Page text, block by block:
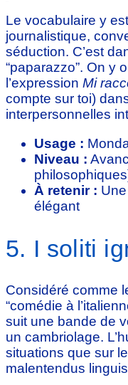
Le vocabulaire y
journalistique,
séduction. C’est
“paparazzo”. On y
l’expression Mi
compte sur toi)
interpersonnelles
Usage :
Niveau :
À retenir :
élégant
5. I soliti
Considéré comme
“comédie à
suit une bande de
un cambriolage.
situations que sur
malentendus